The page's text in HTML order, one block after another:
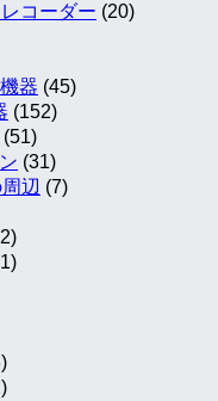
コーダー (20)
器 (45)
(152)
(51)
(31)
辺 (7)